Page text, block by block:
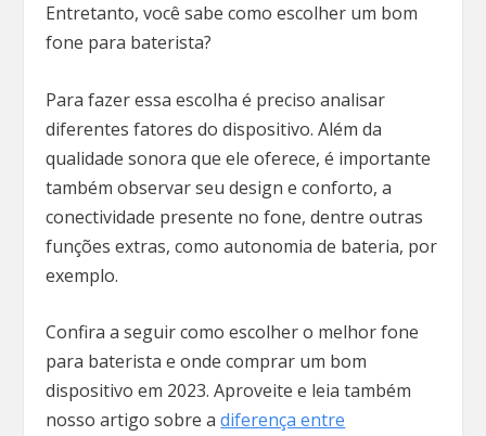
Entretanto, você sabe como escolher um bom
fone para baterista?
Para fazer essa escolha é preciso analisar
diferentes fatores do dispositivo. Além da
qualidade sonora que ele oferece, é importante
também observar seu design e conforto, a
conectividade presente no fone, dentre outras
funções extras, como autonomia de bateria, por
exemplo.
Confira a seguir como escolher o melhor fone
para baterista e onde comprar um bom
dispositivo em 2023. Aproveite e leia também
nosso artigo sobre adiferença entre